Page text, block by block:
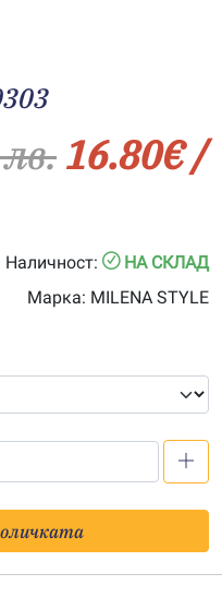
16.80€/
Наличност:
НА СКЛАД
Марка: MILENA STYLE